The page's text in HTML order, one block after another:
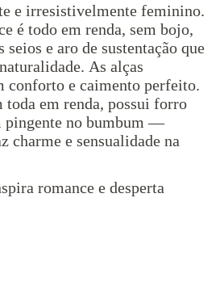
e irresistivelmente feminino.
é todo em renda, sem bojo,
e aro de sustentação que
As alças
conforto e caimento perfeito.
toda em renda, possui forro
pingente no bumbum —
charme e sensualidade na
romance e desperta